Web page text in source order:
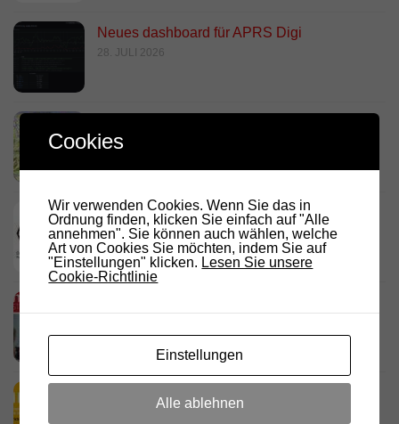
Neues dashboard für APRS Digi
28. JULI 2026
Standort
DARC Rundspruch 29/2026
23. JULI 2026
Cookies
Wir verwenden Cookies. Wenn Sie das in
Ordnung finden, klicken Sie einfach auf "Alle
annehmen". Sie können auch wählen, welche
Art von Cookies Sie möchten, indem Sie auf
"Einstellungen" klicken. Lesen Sie unsere
Cookie-Richtlinie
Einstellungen
Alle ablehnen